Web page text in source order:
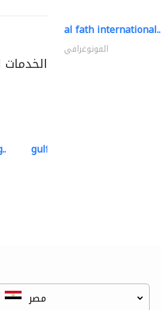
gulf-gardens lanscape llc
al fath international..
الفوتوغرافي